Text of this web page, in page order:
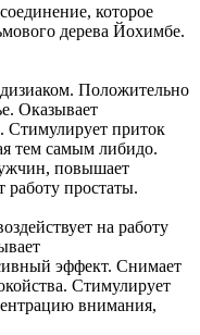
которое
дерева Йохимбе.
Положительно
Оказывает
Стимулирует приток
тем самым либидо.
повышает
работу простаты.
на работу
эффект. Снимает
Стимулирует
внимания,